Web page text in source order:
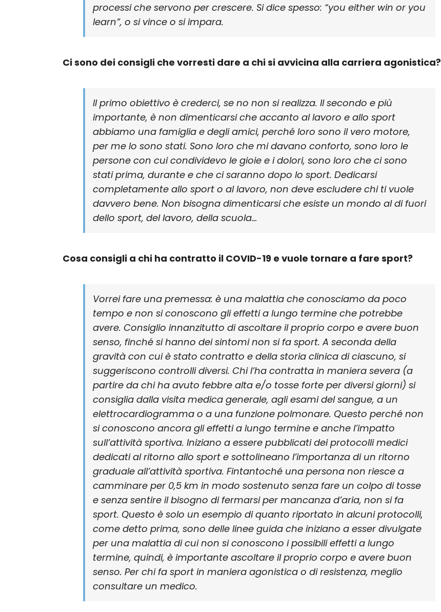
processi che servono per crescere. Si dice spesso: “you either win or you
learn”, o si vince o si impara.
Ci sono dei consigli che vorresti dare a chi si avvicina alla carriera agonistica?
Il primo obiettivo è crederci, se no non si realizza. Il secondo e più
importante, è non dimenticarsi che accanto al lavoro e allo sport
abbiamo una famiglia e degli amici, perché loro sono il vero motore,
per me lo sono stati. Sono loro che mi davano conforto, sono loro le
persone con cui condividevo le gioie e i dolori, sono loro che ci sono
stati prima, durante e che ci saranno dopo lo sport. Dedicarsi
completamente allo sport o al lavoro, non deve escludere chi ti vuole
davvero bene. Non bisogna dimenticarsi che esiste un mondo al di fuori
dello sport, del lavoro, della scuola…
Cosa consigli a chi ha contratto il COVID-19 e vuole tornare a fare sport?
Vorrei fare una premessa: è una malattia che conosciamo da poco
tempo e non si conoscono gli effetti a lungo termine che potrebbe
avere. Consiglio innanzitutto di ascoltare il proprio corpo e avere buon
senso, finché si hanno dei sintomi non si fa sport. A seconda della
gravità con cui è stato contratto e della storia clinica di ciascuno, si
suggeriscono controlli diversi. Chi l’ha contratta in maniera severa (a
partire da chi ha avuto febbre alta e/o tosse forte per diversi giorni) si
consiglia dalla visita medica generale, agli esami del sangue, a un
elettrocardiogramma o a una funzione polmonare. Questo perché non
si conoscono ancora gli effetti a lungo termine e anche l’impatto
sull’attività sportiva. Iniziano a essere pubblicati dei protocolli medici
dedicati al ritorno allo sport e sottolineano l’importanza di un ritorno
graduale all’attività sportiva. Fintantoché una persona non riesce a
camminare per 0,5 km in modo sostenuto senza fare un colpo di tosse
e senza sentire il bisogno di fermarsi per mancanza d’aria, non si fa
sport. Questo è solo un esempio di quanto riportato in alcuni protocolli,
come detto prima, sono delle linee guida che iniziano a esser divulgate
per una malattia di cui non si conoscono i possibili effetti a lungo
termine, quindi, è importante ascoltare il proprio corpo e avere buon
senso. Per chi fa sport in maniera agonistica o di resistenza, meglio
consultare un medico.